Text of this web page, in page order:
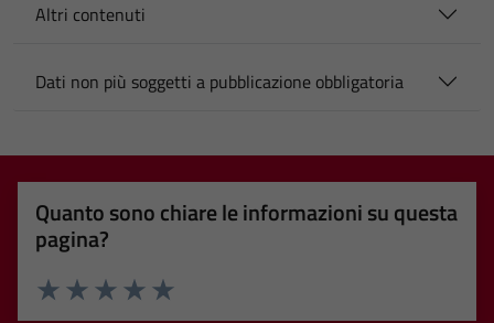
Altri contenuti
Dati non più soggetti a pubblicazione obbligatoria
Quanto sono chiare le informazioni su questa
pagina?
Valuta 5 stelle su 5
Valuta 4 stelle su 5
Valuta 3 stelle su 5
Valuta 2 stelle su 5
Valuta 1 stelle su 5